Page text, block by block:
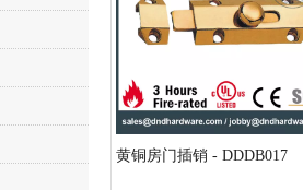
黄铜房门插销 - DDDB017